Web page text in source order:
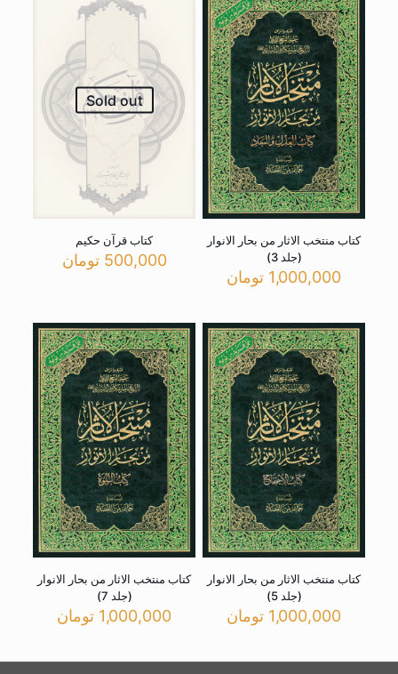
کتاب منتخب الاثار من بحار الانوار
(جلد 3)
1,000,000 تومان
Sold out
کتاب قرآن حکیم
500,000 تومان
کتاب منتخب الاثار من بحار الانوار
(جلد 5)
1,000,000 تومان
کتاب منتخب الاثار من بحار الانوار
(جلد 7)
1,000,000 تومان